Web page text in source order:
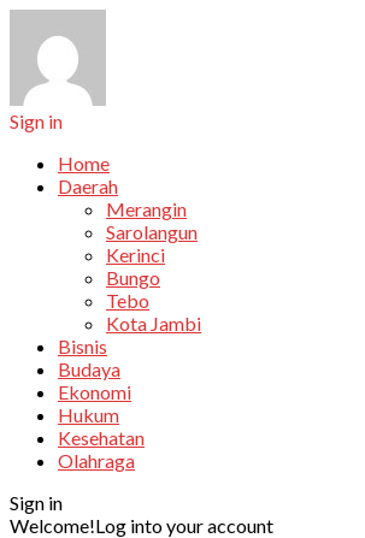
Sign in
Home
Daerah
Merangin
Sarolangun
Kerinci
Bungo
Tebo
Kota Jambi
Bisnis
Budaya
Ekonomi
Hukum
Kesehatan
Olahraga
Sign in
Welcome!Log into your account